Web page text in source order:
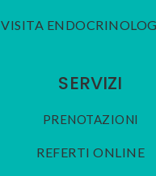
VISITA
SERVIZI
PRENOTAZIONI
REFERTI ONLINE